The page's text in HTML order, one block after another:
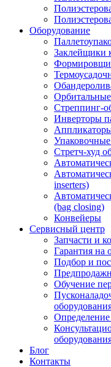
Оборудование
Заклейщики
Стреппинг-
Инверторы
Стретч-худ
inserters)
(bag closing)
Конвейеры
Сервисный центр
Запчасти и
Гарантия на
Подбор и
Обучение
Определение
Блог
Контакты